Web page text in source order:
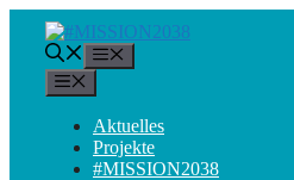
Inhalt
springen
Aktuelles
Projekte
#MISSION2038